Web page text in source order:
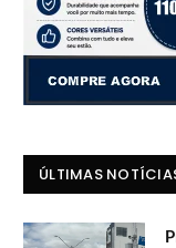
ÚLTIMAS